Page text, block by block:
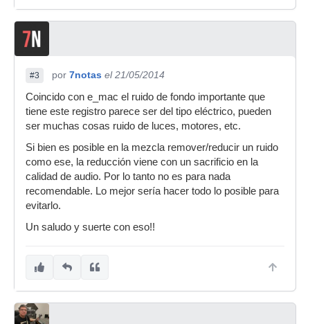
#3 por 7notas el 21/05/2014
Coincido con e_mac el ruido de fondo importante que
tiene este registro parece ser del tipo eléctrico, pueden
ser muchas cosas ruido de luces, motores, etc.
Si bien es posible en la mezcla remover/reducir un ruido
como ese, la reducción viene con un sacrificio en la
calidad de audio. Por lo tanto no es para nada
recomendable. Lo mejor sería hacer todo lo posible para
evitarlo.
Un saludo y suerte con eso!!